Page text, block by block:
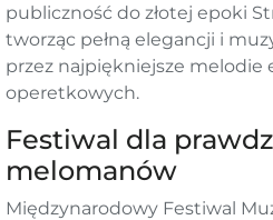
publiczność do złotej epoki
tworząc pełną elegancji i
przez najpiękniejsze melodie
operetkowych.
Festiwal dla
melomanów
Międzynarodowy Festiwal